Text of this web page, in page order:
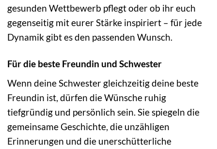
gesunden Wettbewerb pflegt oder ob ihr euch
gegenseitig mit eurer Stärke inspiriert – für jede
Dynamik gibt es den passenden Wunsch.
Für die beste Freundin und Schwester
Wenn deine Schwester gleichzeitig deine beste
Freundin ist, dürfen die Wünsche ruhig
tiefgründig und persönlich sein. Sie spiegeln die
gemeinsame Geschichte, die unzähligen
Erinnerungen und die unerschütterliche